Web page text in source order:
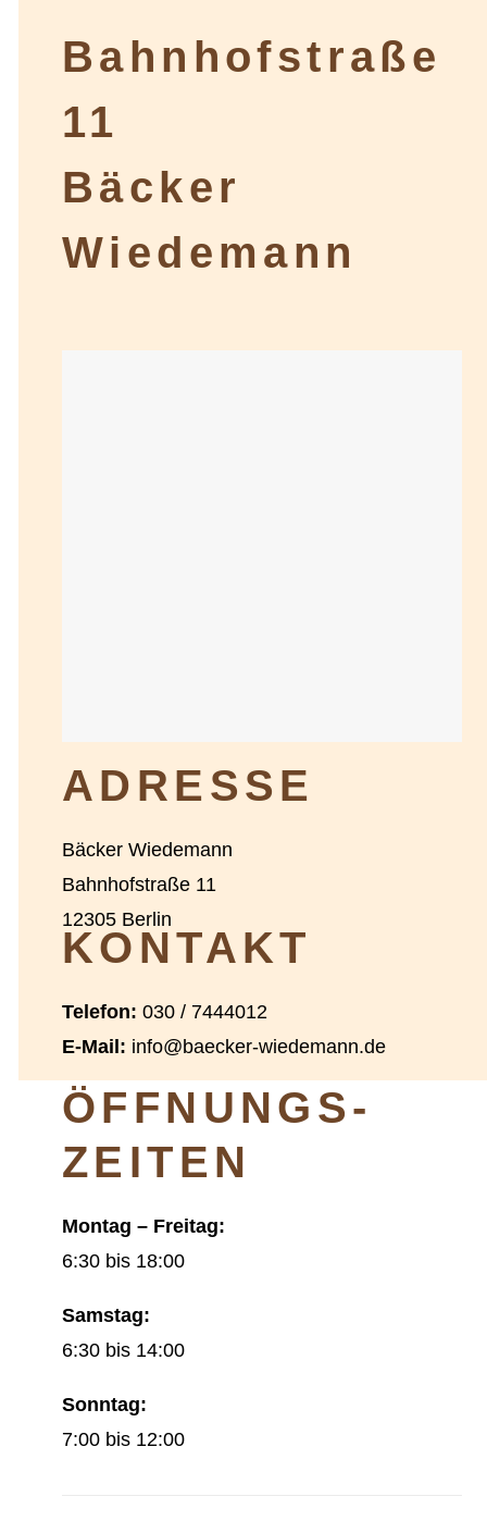
Bahnhofstraße
11
Bäcker
Wiedemann
ADRESSE
Bäcker Wiedemann
Bahnhofstraße 11
12305 Berlin
KONTAKT
Telefon: 030 / 7444012
E-Mail: info@baecker-wiedemann.de
ÖFFNUNGS­
ZEITEN
Montag – Freitag:
6:30 bis 18:00
Samstag:
6:30 bis 14:00
Sonntag:
7:00 bis 12:00